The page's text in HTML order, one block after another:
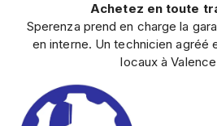
Achetez en toute
Sperenza prend en charge la
en interne. Un technicien agréé
locaux à